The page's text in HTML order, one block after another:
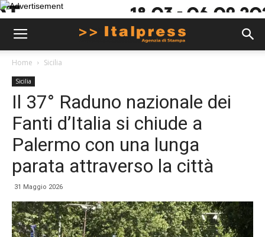
Home Sicilia
Sicilia
Il 37° Raduno nazionale dei
Fanti d’Italia si chiude a
Palermo con una lunga
parata attraverso la città
31 Maggio 2026